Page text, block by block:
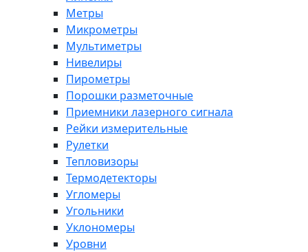
Метры
Микрометры
Мультиметры
Нивелиры
Пирометры
Порошки разметочные
Приемники лазерного сигнала
Рейки измерительные
Рулетки
Тепловизоры
Термодетекторы
Угломеры
Угольники
Уклономеры
Уровни